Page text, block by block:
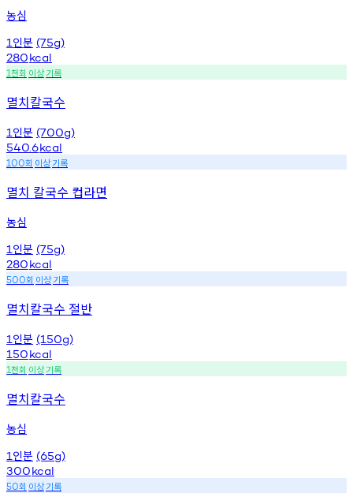
농심
1 인분 (75g)
280kcal
1천회 이상기록
멸치칼국수
1 인분 (700g)
540.6kcal
100회 이상기록
멸치 칼국수 컵라면
농심
1 인분 (75g)
280kcal
500회 이상기록
멸치칼국수 절반
1 인분 (150g)
150kcal
1천회 이상기록
멸치칼국수
농심
1 인분 (65g)
300kcal
50회 이상기록